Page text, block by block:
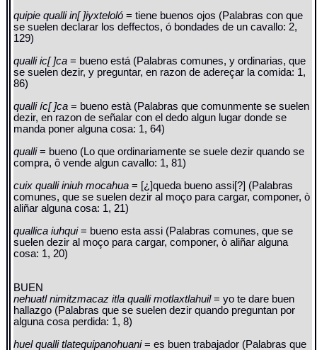
quipie qualli in[ ]iyxteloló= tiene buenos ojos (Palabras con que
se suelen declarar los deffectos, ó bondades de un cavallo: 2,
129)
qualli ic[ ]ca= bueno está (Palabras comunes, y ordinarias, que
se suelen dezir, y preguntar, en razon de adereçar la comida: 1,
86)
qualli íc[ ]ca= bueno està (Palabras que comunmente se suelen
dezir, en razon de señalar con el dedo algun lugar donde se
manda poner alguna cosa: 1, 64)
qualli= bueno (Lo que ordinariamente se suele dezir quando se
compra, ô vende algun cavallo: 1, 81)
cuix qualli iniuh mocahua= [¿]queda bueno assi[?] (Palabras
comunes, que se suelen dezir al moço para cargar, componer, ò
aliñar alguna cosa: 1, 21)
quallica iuhqui= bueno esta assi (Palabras comunes, que se
suelen dezir al moço para cargar, componer, ò aliñar alguna
cosa: 1, 20)
BUEN
nehuatl nimitzmacaz itla qualli motlaxtlahuil= yo te dare buen
hallazgo (Palabras que se suelen dezir quando preguntan por
alguna cosa perdida: 1, 8)
huel qualli tlatequipanohuani= es buen trabajador (Palabras que